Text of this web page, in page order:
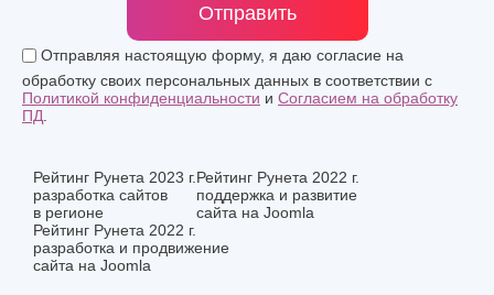
Отправить
Отправляя настоящую форму, я даю согласие на
обработку своих персональных данных в соответствии с
Политикой конфиденциальности и Согласием на обработку
ПД
Рейтинг Рунета 2023 г.
разработка сайтов
в регионе
Рейтинг Рунета 2022 г.
поддержка и развитие
сайта на Joomla
Рейтинг Рунета 2022 г.
разработка и продвижение
сайта на Joomla